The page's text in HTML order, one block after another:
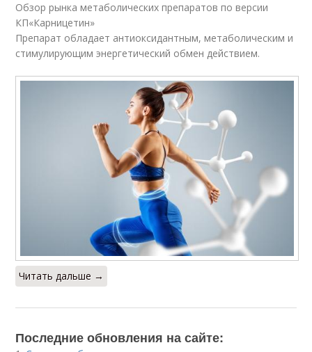
Обзор рынка метаболических препаратов по версии
КП«Карницетин»
Препарат обладает антиоксидантным, метаболическим и
стимулирующим энергетический обмен действием.
Читать дальше →
Последние обновления на сайте: